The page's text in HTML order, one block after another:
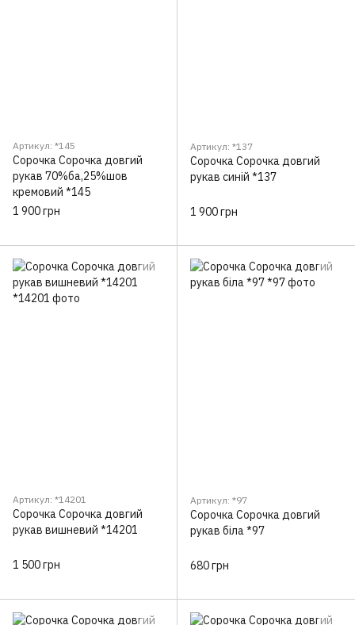
Артикул: *145
Сорочка Сорочка довгий
рукав 70%ба,25%шов
кремовий *145
1 900 грн
Артикул: *137
Сорочка Сорочка довгий
рукав синій *137
1 900 грн
Артикул: *14201
Сорочка Сорочка довгий
рукав вишневий *14201
1 500 грн
Артикул: *97
Сорочка Сорочка довгий
рукав біла *97
680 грн